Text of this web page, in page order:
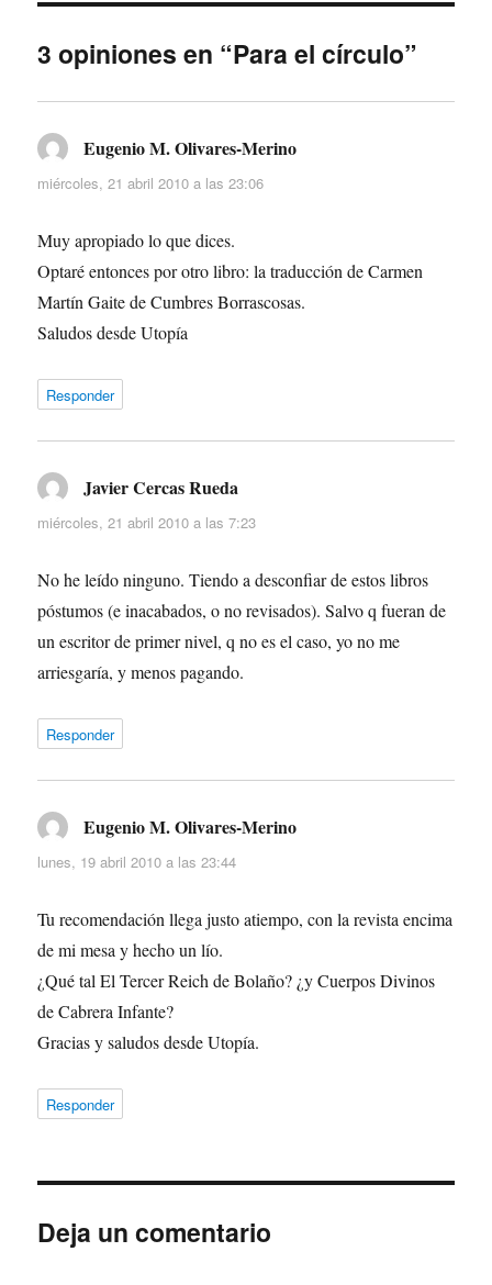
3 opiniones en “Para el círculo”
Eugenio M. Olivares-Merino
miércoles, 21 abril 2010 a las 23:06
Muy apropiado lo que dices.
Optaré entonces por otro libro: la traducción de Carmen
Martín Gaite de Cumbres Borrascosas.
Saludos desde Utopía
Responder
Javier Cercas Rueda
miércoles, 21 abril 2010 a las 7:23
No he leído ninguno. Tiendo a desconfiar de estos libros
póstumos (e inacabados, o no revisados). Salvo q fueran de
un escritor de primer nivel, q no es el caso, yo no me
arriesgaría, y menos pagando.
Responder
Eugenio M. Olivares-Merino
lunes, 19 abril 2010 a las 23:44
Tu recomendación llega justo atiempo, con la revista encima
de mi mesa y hecho un lío.
¿Qué tal El Tercer Reich de Bolaño? ¿y Cuerpos Divinos
de Cabrera Infante?
Gracias y saludos desde Utopía.
Responder
Deja un comentario